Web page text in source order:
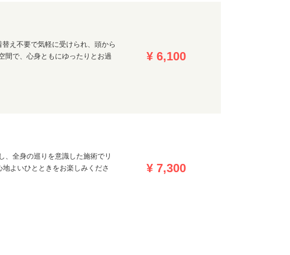
え不要で気軽に受けられ、頭から
間で、心身ともにゆったりとお過
¥ 6,100
、全身の巡りを意識した施術でリ
よいひとときをお楽しみくださ
¥ 7,300